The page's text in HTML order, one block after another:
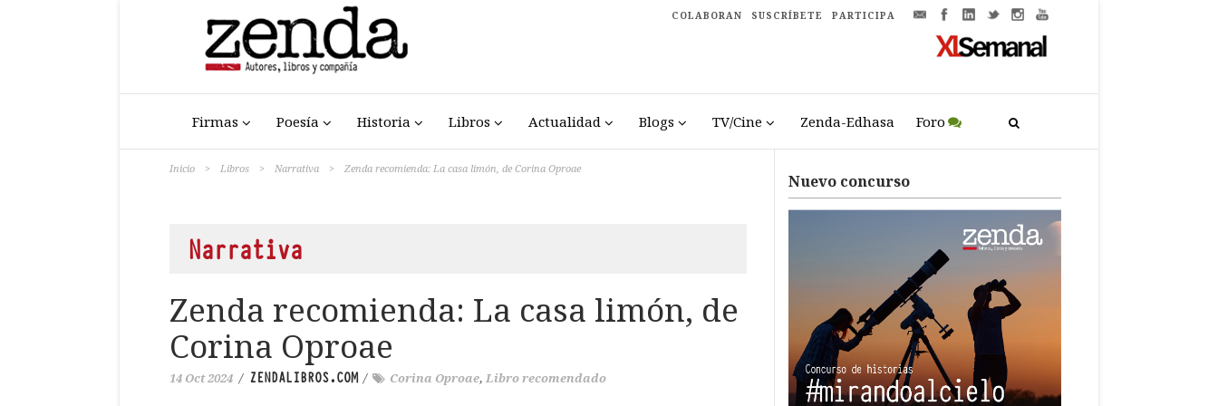
COLABORAN SUSCRÍBETE PARTICIPA
Firmas Poesía Historia Libros Actualidad Blogs TV/Cine Zenda-Edhasa Foro
Inicio > Libros > Narrativa > Zenda recomienda: La casa limón, de Corina Oproae
Narrativa
Zenda recomienda: La casa limón, de
Corina Oproae
14 Oct 2024 / ZENDALIBROS.COM/ Corina Oproae, Libro recomendado
Nuevo concurso